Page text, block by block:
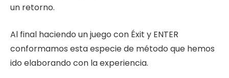
un retorno.
Al final haciendo un juego con Éxit y ENTER
conformamos esta especie de método que hemos
ido elaborando con la experiencia.